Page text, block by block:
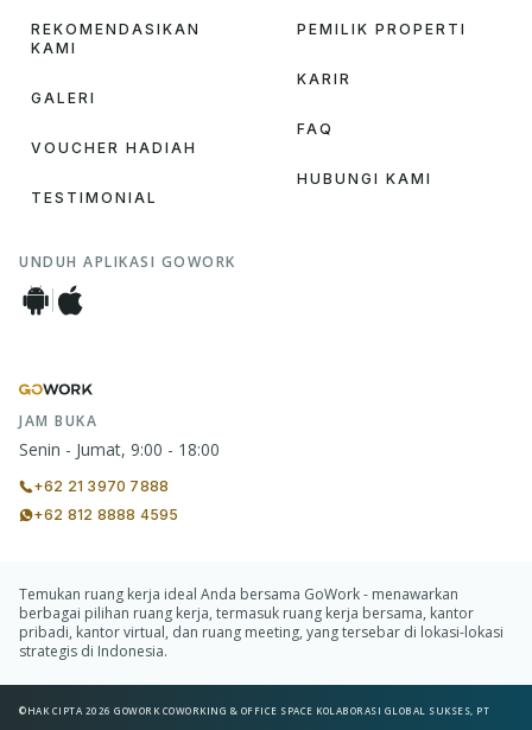
REKOMENDASIKAN
KAMI
GALERI
VOUCHER HADIAH
TESTIMONIAL
PEMILIK PROPERTI
KARIR
FAQ
HUBUNGI KAMI
UNDUH APLIKASI GOWORK
JAM BUKA
Senin - Jumat, 9:00 - 18:00
+62 21 3970 7888
+62 812 8888 4595
Temukan ruang kerja ideal Anda bersama GoWork - menawarkan
berbagai pilihan ruang kerja, termasuk ruang kerja bersama, kantor
pribadi, kantor virtual, dan ruang meeting, yang tersebar di lokasi-lokasi
strategis di Indonesia.
©HAK CIPTA 2026 GOWORK COWORKING & OFFICE SPACE KOLABORASI GLOBAL SUKSES, PT